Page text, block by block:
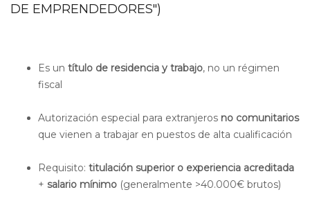
DE EMPRENDEDORES")
Es un título de residencia y trabajo, no un régimen
fiscal
Autorización especial para extranjeros no comunitarios
que vienen a trabajar en puestos de alta cualificación
Requisito: titulación superior o experiencia acreditada
+ salario mínimo (generalmente >40.000€ brutos)